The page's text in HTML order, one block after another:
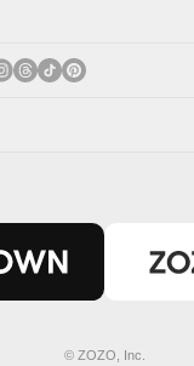
© ZOZO, Inc.